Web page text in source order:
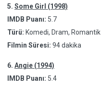
5. Some Girl (1998)
IMDB Puanı: 5.7
Türü: Komedi, Dram, Romantik
Filmin Süresi: 94 dakika
6. Angie (1994)
IMDB Puanı: 5.4